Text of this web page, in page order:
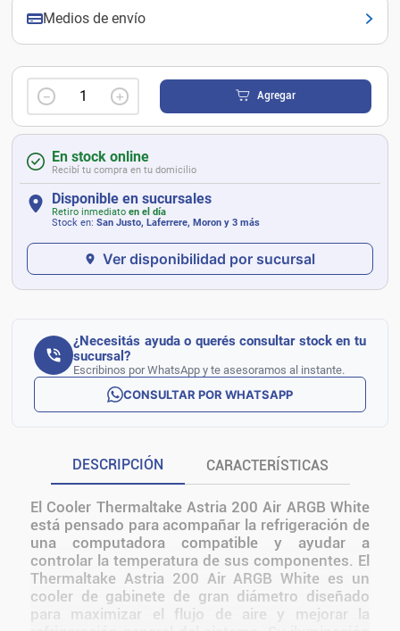
Medios de envío
＋
－ Agregar
En stock online
Recibí tu compra en tu domicilio
Disponible en sucursales
Retiro inmediato en el día
Stock en: San Justo, Laferrere, Moron y 3 más
Ver disponibilidad por sucursal
¿Necesitás ayuda o querés consultar stock en tu
sucursal?
Escribinos por WhatsApp y te asesoramos al instante.
CONSULTAR POR WHATSAPP
DESCRIPCIÓN CARACTERÍSTICAS
El Cooler Thermaltake Astria 200 Air ARGB White
está pensado para acompañar la refrigeración de
una computadora compatible y ayudar a
controlar la temperatura de sus componentes. El
Thermaltake Astria 200 Air ARGB White es un
cooler de gabinete de gran diámetro diseñado
para maximizar el flujo de aire y mejorar la